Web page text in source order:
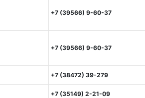
+7 (39566) 9-60-37
+7 (39566) 9-60-37
+7 (38472) 39-279
+7 (35149) 2-21-09